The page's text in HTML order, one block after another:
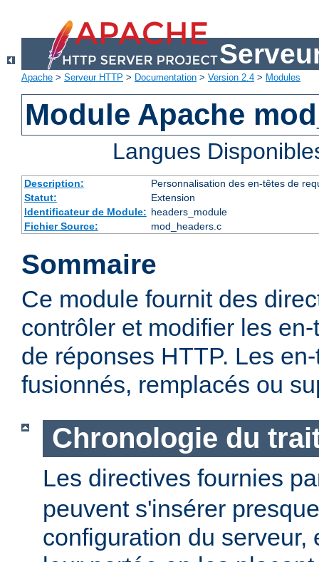
Apache > Serveur HTTP > Documentation > Version 2.4 > Modules
Module Apache
Langues
Description:
Personnalisation des en-têtes de
Statut:
Extension
Identificateur de Module: headers_module
Fichier Source:
mod_headers.c
Sommaire
Ce module fournit des
contrôler et modifier les
de réponses HTTP. Les
fusionnés, remplacés ou
Chronologie du
Les directives fournies
peuvent s'insérer
configuration du serveur,